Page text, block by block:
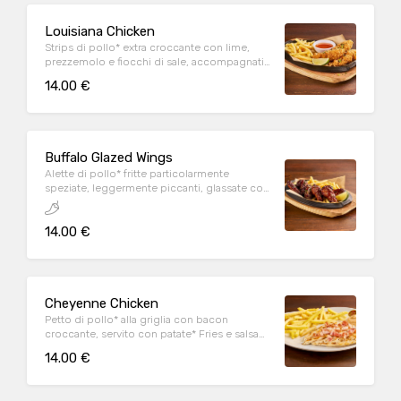
Louisiana Chicken
Strips di pollo* extra croccante con lime,
prezzemolo e fiocchi di sale, accompagnati
14.00 €
Buffalo Glazed Wings
Alette di pollo* fritte particolarmente
speziate, leggermente piccanti, glassate con
Korean sauce, sesamo tostato, prezzemolo,
lime e servite con patate* Fries
14.00 €
Cheyenne Chicken
Petto di pollo* alla griglia con bacon
croccante, servito con patate* Fries e salsa
14.00 €